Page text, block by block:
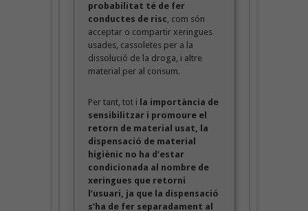
probabilitat té de fer
conductes de risc, com són
acceptar o compartir xeringues
usades, cassoletes per a la
dissolució de la droga, i altre
material per al consum.
Per tant, tot i la importància de
sensibilitzar i promoure el
retorn de material usat, la
dispensació de material
higiènic no ha d’estar
condicionada al nombre de
xeringues que retorni
l’usuari, ja que la dispensació
s’ha de fer separadament al